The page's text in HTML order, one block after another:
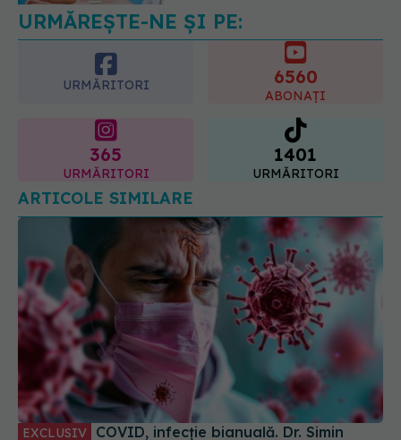
08.08.2026, 20:00
URMĂRITORI
ABONAȚI
URMĂRITORI
1401
URMĂRITORI
ARTICOLE SIMILARE
EXCLUSIV COVID, infecție bianuală. Dr. Simin
Aysel Florescu: Vom avea de două ori pe an. În
sezonul rece, concomitent cu gripa
29 aug 2024, 19:13